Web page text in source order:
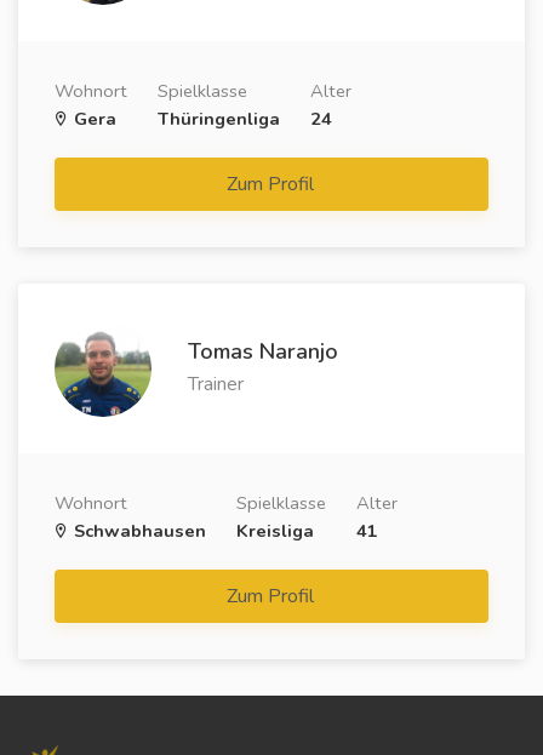
Wohnort
Gera
Spielklasse
Thüringenliga
Alter
24
Zum Profil
Tomas Naranjo
Trainer
Wohnort
Schwabhausen
Spielklasse
Kreisliga
Alter
41
Zum Profil